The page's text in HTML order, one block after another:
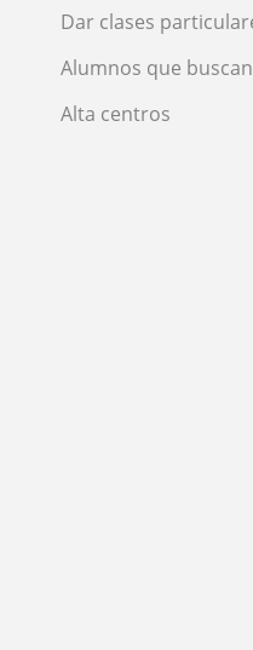
Dar clases
Alumnos que
Alta centros